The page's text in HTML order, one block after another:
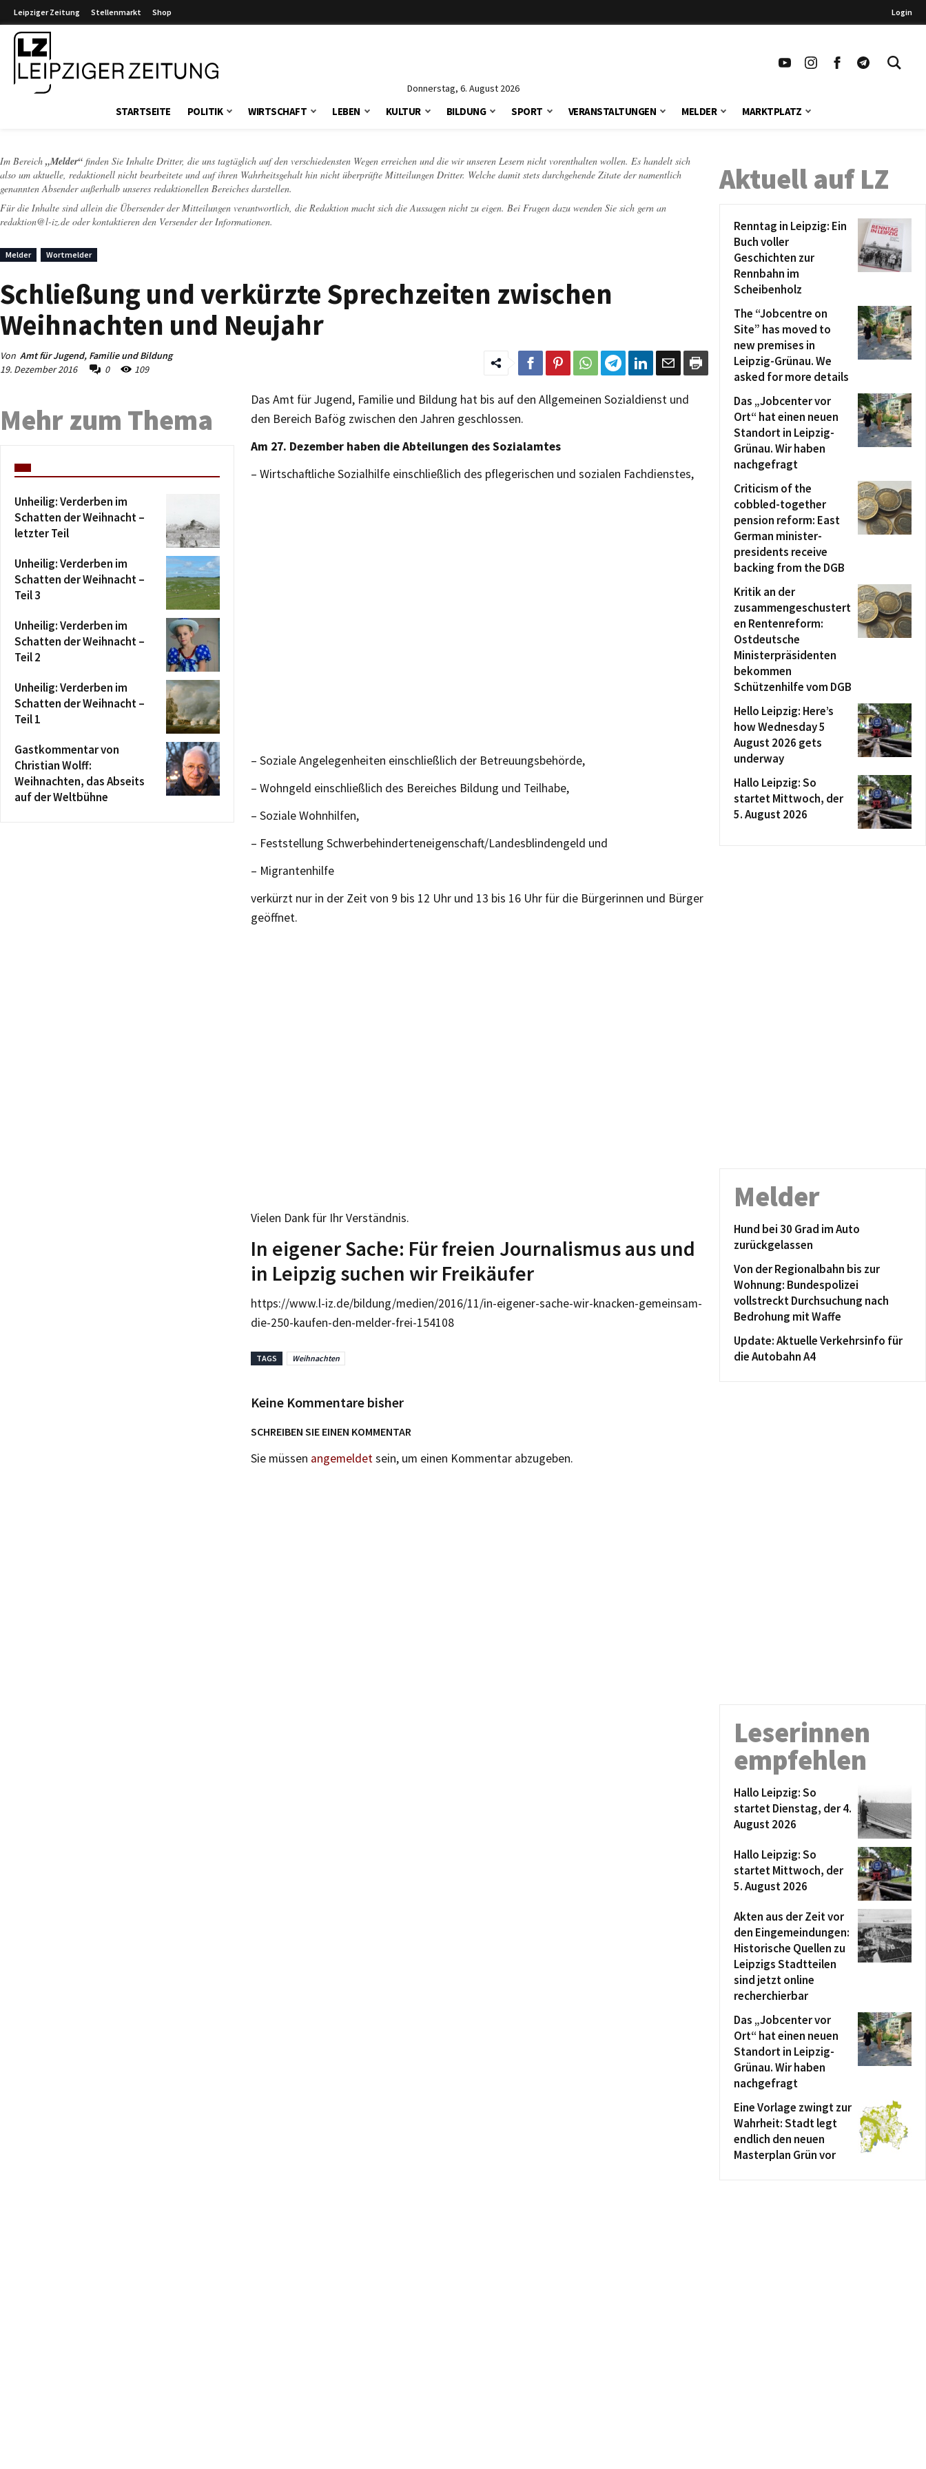
Leipziger Zeitung Stellenmarkt Shop Login
Donnerstag, 6. August 2026
STARTSEITE POLITIK WIRTSCHAFT LEBEN KULTUR BILDUNG SPORT VERANSTALTUNGEN MELDER MARKTPLATZ
Im Bereich „Melder“ finden Sie Inhalte Dritter, die uns tagtäglich auf den verschiedensten Wegen erreichen und die wir unseren Lesern nicht vorenthalten wollen. Es handelt sich
also um aktuelle, redaktionell nicht bearbeitete und auf ihren Wahrheitsgehalt hin nicht überprüfte Mitteilungen Dritter. Welche damit stets durchgehende Zitate der namentlich
genannten Absender außerhalb unseres redaktionellen Bereiches darstellen.
Für die Inhalte sind allein die Übersender der Mitteilungen verantwortlich, die Redaktion macht sich die Aussagen nicht zu eigen. Bei Fragen dazu wenden Sie sich gern an
redaktion@l-iz.de oder kontaktieren den Versender der Informationen.
Melder Wortmelder
Schließung und verkürzte Sprechzeiten zwischen
Weihnachten und Neujahr
Von Amt für Jugend, Familie und Bildung
19. Dezember 2016
0 109
Das Amt für Jugend, Familie und Bildung hat bis auf den Allgemeinen Sozialdienst und
den Bereich Bafög zwischen den Jahren geschlossen.
Am 27. Dezember haben die Abteilungen des Sozialamtes
– Wirtschaftliche Sozialhilfe einschließlich des pflegerischen und sozialen Fachdienstes,
– Soziale Angelegenheiten einschließlich der Betreuungsbehörde,
– Wohngeld einschließlich des Bereiches Bildung und Teilhabe,
– Soziale Wohnhilfen,
– Feststellung Schwerbehinderteneigenschaft/Landesblindengeld und
– Migrantenhilfe
verkürzt nur in der Zeit von 9 bis 12 Uhr und 13 bis 16 Uhr für die Bürgerinnen und Bürger
geöffnet.
Vielen Dank für Ihr Verständnis.
In eigener Sache: Für freien Journalismus aus und
in Leipzig suchen wir Freikäufer
https://www.l-iz.de/bildung/medien/2016/11/in-eigener-sache-wir-knacken-gemeinsam-
die-250-kaufen-den-melder-frei-154108
TAGS Weihnachten
Keine Kommentare bisher
SCHREIBEN SIE EINEN KOMMENTAR
Sie müssen angemeldetsein, um einen Kommentar abzugeben.
Mehr zum Thema
Unheilig: Verderben im
Schatten der Weihnacht –
letzter Teil
Unheilig: Verderben im
Schatten der Weihnacht –
Teil 3
Unheilig: Verderben im
Schatten der Weihnacht –
Teil 2
Unheilig: Verderben im
Schatten der Weihnacht –
Teil 1
Gastkommentar von
Christian Wolff:
Weihnachten, das Abseits
auf der Weltbühne
Aktuell auf LZ
Renntag in Leipzig: Ein
Buch voller
Geschichten zur
Rennbahn im
Scheibenholz
The “Jobcentre on
Site” has moved to
new premises in
Leipzig-Grünau. We
asked for more details
Das „Jobcenter vor
Ort“ hat einen neuen
Standort in Leipzig-
Grünau. Wir haben
nachgefragt
Criticism of the
cobbled-together
pension reform: East
German minister-
presidents receive
backing from the DGB
Kritik an der
zusammengeschustert
en Rentenreform:
Ostdeutsche
Ministerpräsidenten
bekommen
Schützenhilfe vom DGB
Hello Leipzig: Here’s
how Wednesday 5
August 2026 gets
underway
Hallo Leipzig: So
startet Mittwoch, der
5. August 2026
Melder
Hund bei 30 Grad im Auto
zurückgelassen
Von der Regionalbahn bis zur
Wohnung: Bundespolizei
vollstreckt Durchsuchung nach
Bedrohung mit Waffe
Update: Aktuelle Verkehrsinfo für
die Autobahn A4
Leserinnen
empfehlen
Hallo Leipzig: So
startet Dienstag, der 4.
August 2026
Hallo Leipzig: So
startet Mittwoch, der
5. August 2026
Akten aus der Zeit vor
den Eingemeindungen:
Historische Quellen zu
Leipzigs Stadtteilen
sind jetzt online
recherchierbar
Das „Jobcenter vor
Ort“ hat einen neuen
Standort in Leipzig-
Grünau. Wir haben
nachgefragt
Eine Vorlage zwingt zur
Wahrheit: Stadt legt
endlich den neuen
Masterplan Grün vor